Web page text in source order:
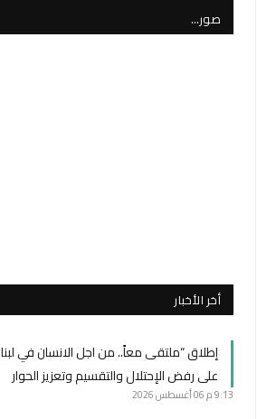
صور…
أخر الأخبار
إطلاق “ملتقى معاً.. من اجل الانسان في
على رفض الإحتلال والتقسيم وتعزيز الحوار
9:13 م 06 أغسطس 2026